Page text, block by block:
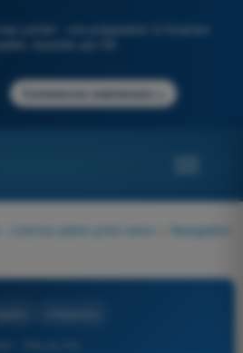
portail : une préparation à l'examen
Commencer maintenant
- Licence pilote privé avion
Navigation